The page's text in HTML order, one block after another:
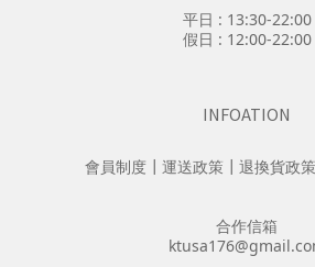
平日 : 13:30-22:00
假日 : 12:00-22:00
INFOATION
會員制度 ┃ 運送政策 ┃ 退換貨政策
合作信箱